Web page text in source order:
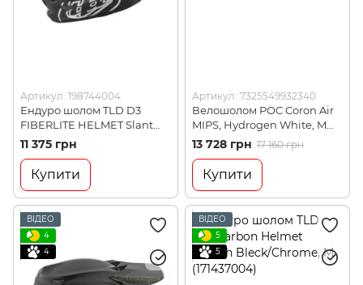
Артикул: 198744004
Ендуро шолом TLD D3
FIBERLITE HELMET Slant
Green, L (198744004)
11 375 грн
Купити
Артикул: 7325549932340
Велошолом POC Coron Air
MIPS, Hydrogen White, M
(PC 107461001MED1)
13 728 грн 17 160 грн
Купити
ВІДЕО
4
4
ВІДЕО
5
5